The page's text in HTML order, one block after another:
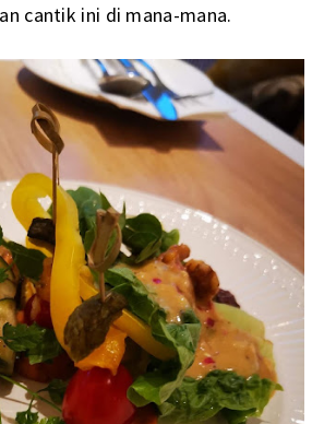
cantik ini di mana-mana.